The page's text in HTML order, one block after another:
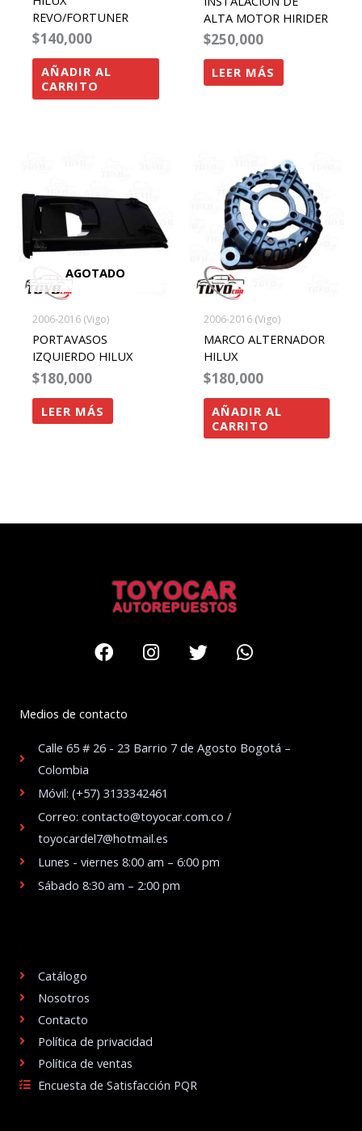
REVO/FORTUNER
$140,000
AÑADIR AL
CARRITO
ALTA MOTOR HIRIDER
$250,000
LEER MÁS
AGOTADO
2006-2016 (Vigo)
PORTAVASOS
IZQUIERDO HILUX
$180,000
LEER MÁS
2006-2016 (Vigo)
MARCO ALTERNADOR
HILUX
$180,000
AÑADIR AL
CARRITO
FacebookInstagram
TwitterWhatsapp
Medios de contacto
Calle 65 # 26 - 23 Barrio 7 de Agosto Bogotá –
Colombia
Móvil: (+57) 3133342461
Correo: contacto@toyocar.com.co /
toyocardel7@hotmail.es
Lunes - viernes 8:00 am – 6:00 pm
Sábado 8:30 am – 2:00 pm
Catálogo
Nosotros
Contacto
Política de privacidad
Política de ventas
Encuesta de Satisfacción PQR